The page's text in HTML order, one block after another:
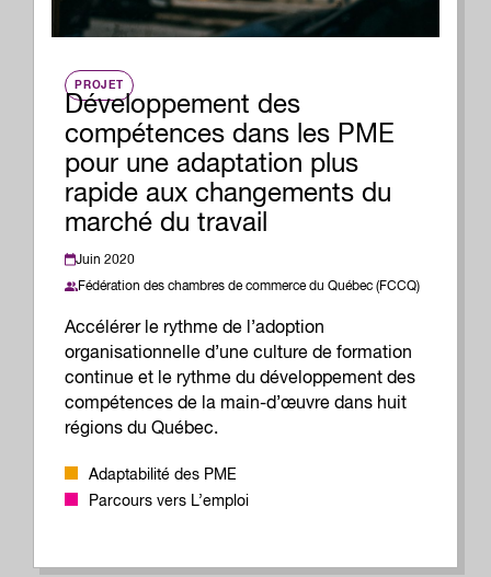
PROJET
Développement des
compétences dans les PME
pour une adaptation plus
rapide aux changements du
marché du travail
Juin 2020
Fédération des chambres de commerce du Québec (FCCQ)
Accélérer le rythme de l’adoption
organisationnelle d’une culture de formation
continue et le rythme du développement des
compétences de la main-d’œuvre dans huit
régions du Québec.
Adaptabilité des PME
Parcours vers L’emploi